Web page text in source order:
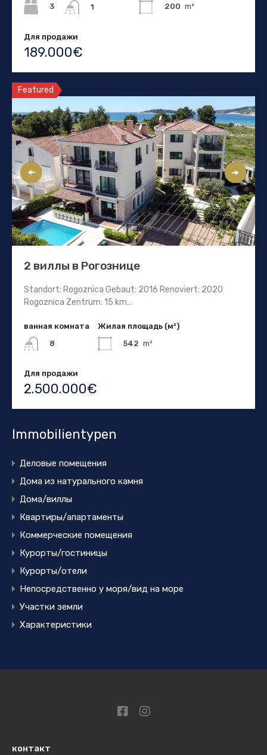
3
1
200 m²
Для продажи
189.000€
Featured
2 виллы в Рогознице
Standort: Rogoznica Gebaut: 2016 Renoviert: 2020
Rogoznica Zentrum: 15 km…
ванная комната
8
Жилая площадь (м²)
542 m²
Для продажи
2.500.000€
Immobilientypen
Деловые помещения
Дома из натурального камня
Дома/виллы
Квартиры/апартаменты
Коммерческие помещения
Курорты/гостиницы
Курорты/отели
Непосредственно у моря/вид на море
Участки земли
Характеристики
контакт